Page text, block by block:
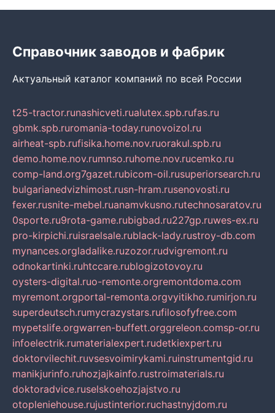
Справочник заводов и фабрик
Актуальный каталог компаний по всей России
t25-tractor.runashicveti.rualutex.spb.rufas.ru
gbmk.spb.ruromania-today.runovoizol.ru
airheat-spb.rufisika.home.nov.ruorakul.spb.ru
demo.home.nov.rumnso.ruhome.nov.rucemko.ru
comp-land.org7gazet.rubicom-oil.rusuperiorsearch.ru
bulgarianedvizhimost.rusn-hram.rusenovosti.ru
fexer.rusnite-mebel.ruanamvkusno.rutechnosaratov.ru
0sporte.ru9rota-game.rubigbad.ru227gp.ruwes-ex.ru
pro-kirpichi.ruisraelsale.rublack-lady.rustroy-db.com
mynances.orgladalike.ruzozor.rudvigremont.ru
odnokartinki.ruhtccare.rublogizotovoy.ru
oysters-digital.ruo-remonte.orgremontdoma.com
myremont.orgportal-remonta.orgvyitikho.rumirjon.ru
superdeutsch.rumycrazystars.rufilosofyfree.com
mypetslife.orgwarren-buffett.orggreleon.comsp-or.ru
infoelectrik.rumaterialexpert.rudetkiexpert.ru
doktorvilechit.ruvsesvoimirykami.ruinstrumentgid.ru
manikjurinfo.ruhozjajkainfo.rustroimaterials.ru
doktoradvice.ruselskoehozjajstvo.ru
otopleniehouse.rujustinterior.ruchastnyjdom.ru